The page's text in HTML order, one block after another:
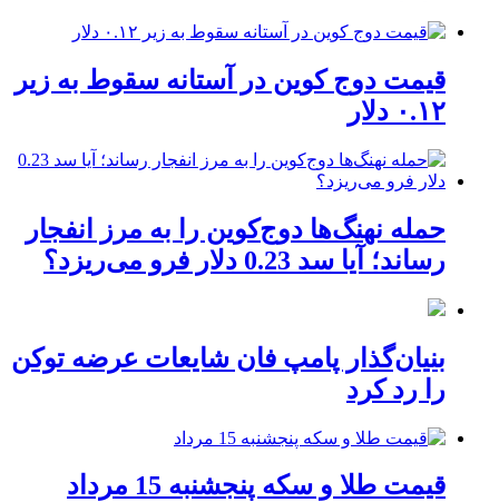
قیمت دوج کوین در آستانه سقوط به زیر
۰.۱۲ دلار
حمله نهنگ‌ها دوج‌کوین را به مرز انفجار
رساند؛ آیا سد 0.23 دلار فرو می‌ریزد؟
بنیان‌گذار پامپ فان شایعات عرضه توکن
را رد کرد
قیمت طلا و سکه پنجشنبه 15 مرداد